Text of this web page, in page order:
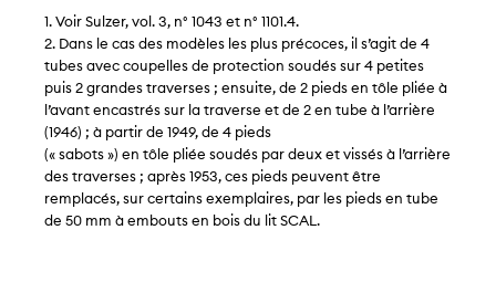
1. Voir Sulzer, vol. 3, n° 1043 et n° 1101.4.
2. Dans le cas des modèles les plus précoces, il s’agit de 4
tubes avec coupelles de protection soudés sur 4 petites
puis 2 grandes traverses ; ensuite, de 2 pieds en tôle pliée à
l’avant encastrés sur la traverse et de 2 en tube à l’arrière
(1946) ; à partir de 1949, de 4 pieds
(« sabots ») en tôle pliée soudés par deux et vissés à l’arrière
des traverses ; après 1953, ces pieds peuvent être
remplacés, sur certains exemplaires, par les pieds en tube
de 50 mm à embouts en bois du lit SCAL.